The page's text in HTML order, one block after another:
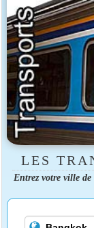
LES
Entrez votre ville